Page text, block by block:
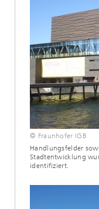
© Fraunhofer IGB
Handlungsfelder
Stadtentwicklung
identifiziert.